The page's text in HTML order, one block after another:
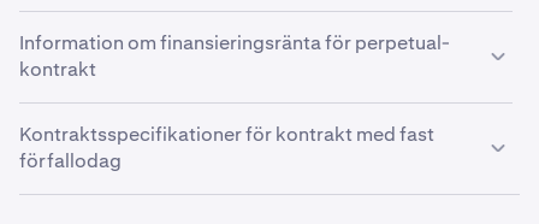
Perpetualderivat är en typ av derivatkontrakt som saknar
förfallodatum
automatisk rullning
Perpetualkontrakt har en finansieringsränta – en
betalning mellan handlare som syftar till att hålla
Information om finansieringsränta för perpetual-
kontrakt
Perpetualderivat är en typ av derivatkontrakt som saknar
förfallodatum
Kontraktsspecifikationer för kontrakt med fast
förfallodag